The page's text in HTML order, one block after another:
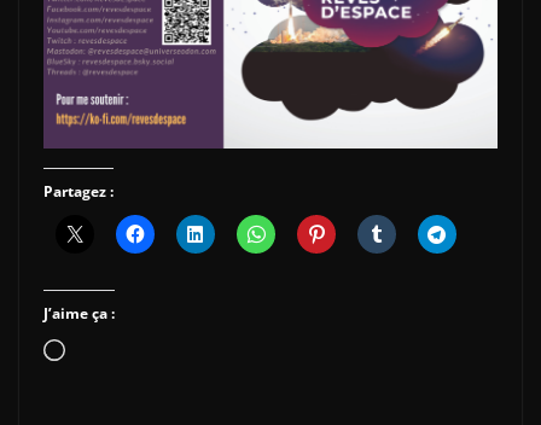
Partagez :
J’aime ça :
Chargement…